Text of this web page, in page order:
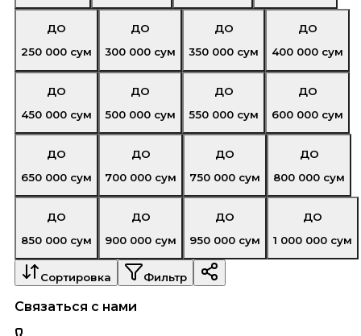
ДО
250 000 сум
ДО
300 000 сум
ДО
350 000 сум
ДО
400 000 сум
ДО
450 000 сум
ДО
500 000 сум
ДО
550 000 сум
ДО
600 000 сум
ДО
650 000 сум
ДО
700 000 сум
ДО
750 000 сум
ДО
800 000 сум
ДО
850 000 сум
ДО
900 000 сум
ДО
950 000 сум
ДО
1 000 000 сум
Сортировка Фильтр
Связаться с нами